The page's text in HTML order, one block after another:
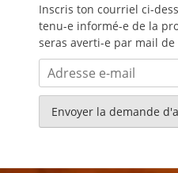
Inscris ton courriel ci-
tenu-e informé-e de la
seras averti-e par mail
Adresse
e-
mail